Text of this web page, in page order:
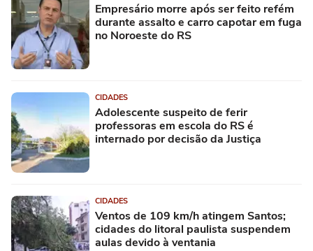
Empresário morre após ser feito refém
durante assalto e carro capotar em fuga
no Noroeste do RS
CIDADES
Adolescente suspeito de ferir
professoras em escola do RS é
internado por decisão da Justiça
CIDADES
Ventos de 109 km/h atingem Santos;
cidades do litoral paulista suspendem
aulas devido à ventania